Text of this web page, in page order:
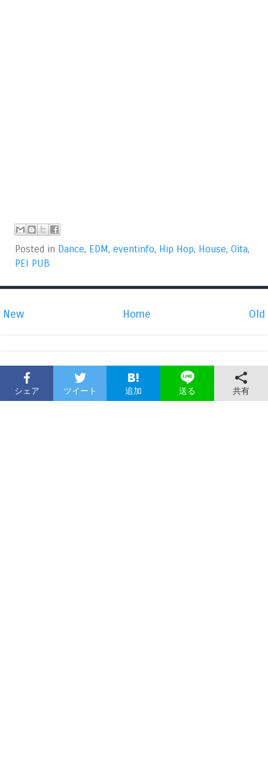
Posted in Dance, EDM, eventinfo, Hip Hop, House, Oita,
PEI PUB
New Old
Home
シェア ツイート 追加 送る 共有